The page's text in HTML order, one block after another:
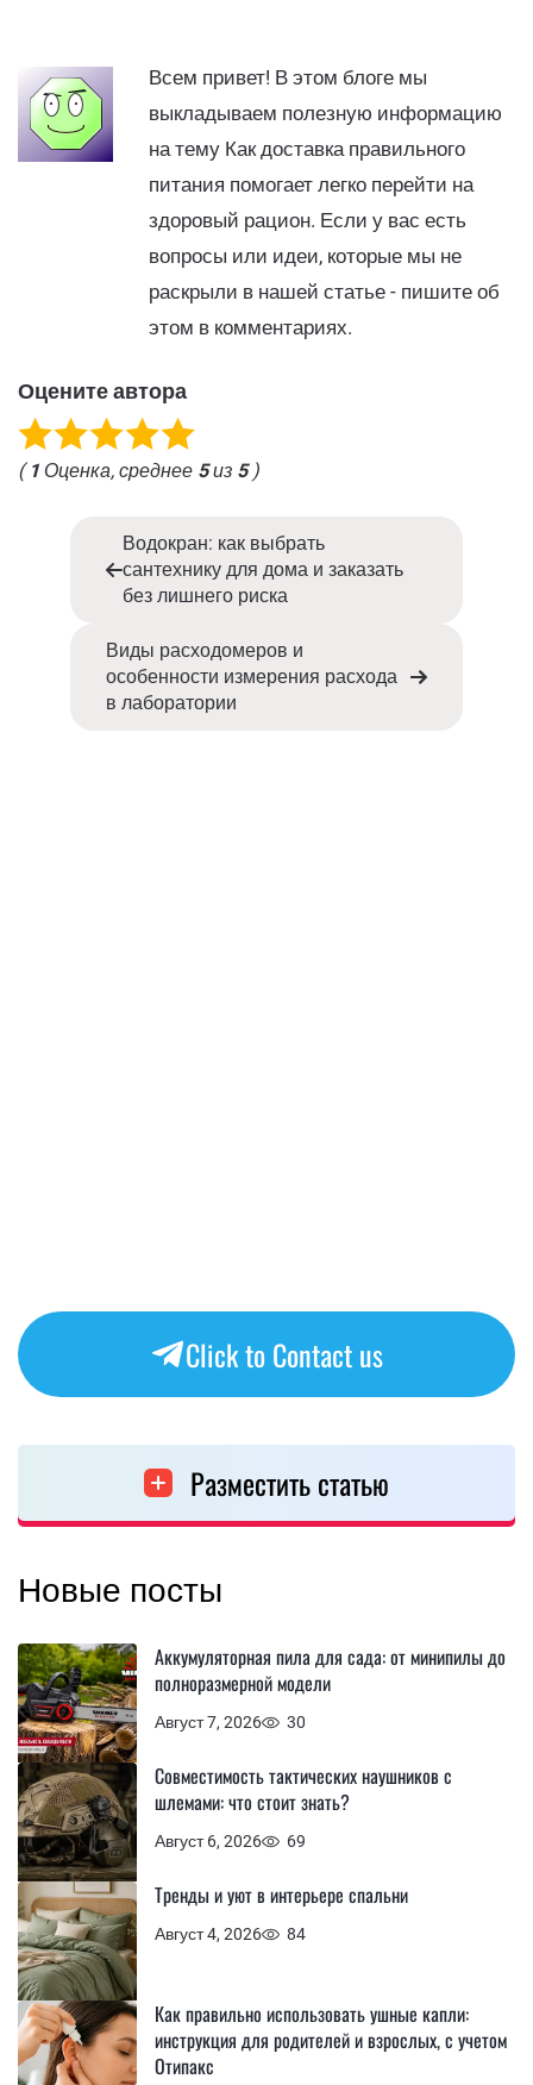
Всем привет! В этом блоге мы
выкладываем полезную информацию
на тему Как доставка правильного
питания помогает легко перейти на
здоровый рацион. Если у вас есть
вопросы или идеи, которые мы не
раскрыли в нашей статье - пишите об
этом в комментариях.
Оцените автора
( 1 Оценка, среднее 5из 5)
Водокран: как выбрать
сантехнику для дома и заказать
без лишнего риска
Виды расходомеров и
особенности измерения расхода
в лаборатории
Click to Contact us
Разместить статью
Новые посты
Август 7, 2026 30
Аккумуляторная пила для сада: от минипилы до
полноразмерной модели
Август 6, 2026 69
Совместимость тактических наушников с
шлемами: что стоит знать?
Август 4, 2026 84
Тренды и уют в интерьере спальни
Как правильно использовать ушные капли:
инструкция для родителей и взрослых, с учетом
Отипакс